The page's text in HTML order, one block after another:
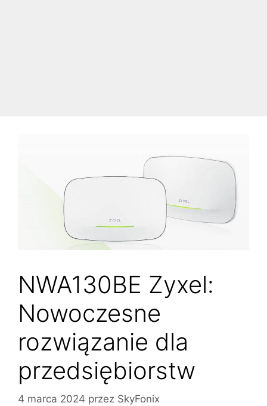
NWA130BE Zyxel:
Nowoczesne
rozwiązanie dla
przedsiębiorstw
4 marca 2024 przez SkyFonix